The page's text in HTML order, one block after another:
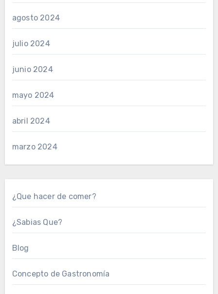
agosto 2024
julio 2024
junio 2024
mayo 2024
abril 2024
marzo 2024
¿Que hacer de comer?
¿Sabias Que?
Blog
Concepto de Gastronomía